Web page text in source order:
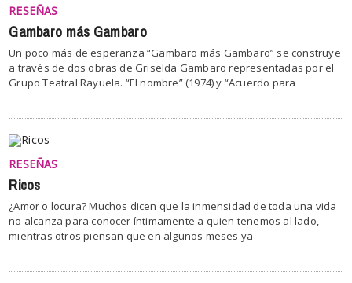
RESEÑAS
Gambaro más Gambaro
Un poco más de esperanza “Gambaro más Gambaro” se construye
a través de dos obras de Griselda Gambaro representadas por el
Grupo Teatral Rayuela. “El nombre” (1974) y “Acuerdo para
RESEÑAS
Ricos
¿Amor o locura? Muchos dicen que la inmensidad de toda una vida
no alcanza para conocer íntimamente a quien tenemos al lado,
mientras otros piensan que en algunos meses ya